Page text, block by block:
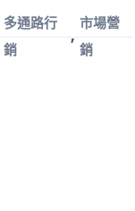
多通路行
銷
,
市場營
銷